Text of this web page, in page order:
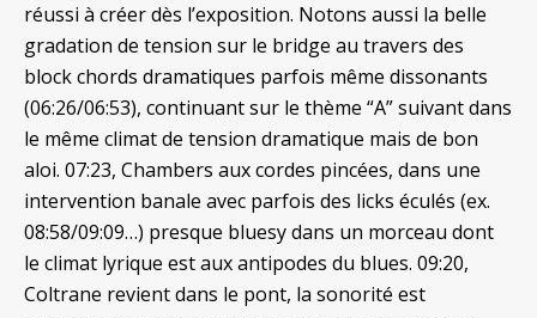
réussi à créer dès l’exposition. Notons aussi la belle
gradation de tension sur le bridge au travers des
block chords dramatiques parfois même dissonants
(06:26/06:53), continuant sur le thème “A” suivant dans
le même climat de tension dramatique mais de bon
aloi. 07:23, Chambers aux cordes pincées, dans une
intervention banale avec parfois des licks éculés (ex.
08:58/09:09…) presque bluesy dans un morceau dont
le climat lyrique est aux antipodes du blues. 09:20,
Coltrane revient dans le pont, la sonorité est